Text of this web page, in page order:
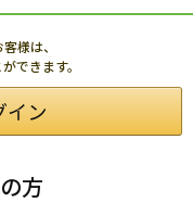
様は、
できます。
方